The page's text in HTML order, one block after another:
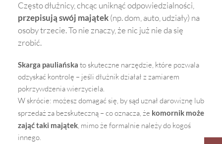
przepisują swój majątek (np. dom, auto, udziały) na
osoby trzecie. To nie znaczy, że nic już nie da się
zrobić.
Skarga pauliańska to skuteczne narzędzie, które pozwala
odzyskać kontrolę – jeśli dłużnik działał z zamiarem
pokrzywdzenia wierzyciela.
W skrócie: możesz domagać się, by sąd uznał darowiznę lub
sprzedaż za bezskuteczną – co oznacza, że komornik może
zająć taki majątek, mimo że formalnie należy do kogoś
innego.